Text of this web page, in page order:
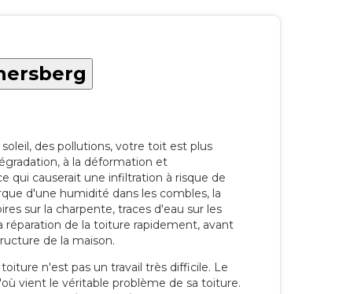
des pollutions, votre toit est plus
à la déformation et
qui causerait une infiltration à risque de
d'une humidité dans les combles, la
sur la charpente, traces d'eau sur les
réparation de la toiture rapidement, avant
de la maison.
n'est pas un travail très difficile. Le
vient le véritable problème de sa toiture.